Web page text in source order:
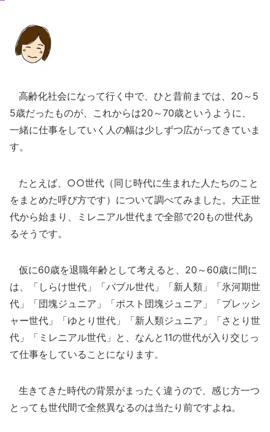
高齢化社会になって行く中で、ひと昔前までは、20～5
5歳だったものが、これからは20～70歳というように、
一緒に仕事をしていく人の幅は少しずつ広がってきていま
す。
たとえば、○○世代（同じ時代に生まれた人たちのこと
をまとめた呼び方です）について調べてみました。大正世
代から始まり、ミレニアル世代まで全部で20もの世代あ
るそうです。
仮に60歳を退職年齢として考えると、20～60歳に間に
は、「しらけ世代」「バブル世代」「新人類」「氷河期世
代」「団塊ジュニア」「ポスト団塊ジュニア」「プレッシ
ャー世代」「ゆとり世代」「新人類ジュニア」「さとり世
代」「ミレニアル世代」と、なんと11の世代が入り交じっ
て仕事をしていることになります。
生きてきた時代の背景がまったく違うので、感じ方一つ
とっても世代間で全然異なるのは当たり前ですよね。